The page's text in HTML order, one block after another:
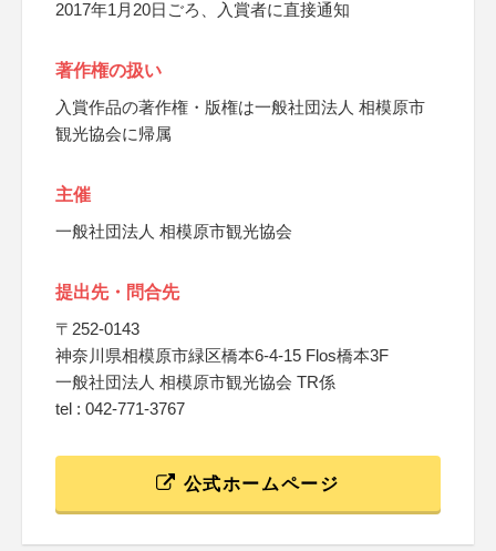
2017年1月20日ごろ、入賞者に直接通知
著作権の扱い
入賞作品の著作権・版権は一般社団法人 相模原市
観光協会に帰属
主催
一般社団法人 相模原市観光協会
提出先・問合先
〒252-0143
神奈川県相模原市緑区橋本6-4-15 Flos橋本3F
一般社団法人 相模原市観光協会 TR係
tel : 042-771-3767
公式ホームページ